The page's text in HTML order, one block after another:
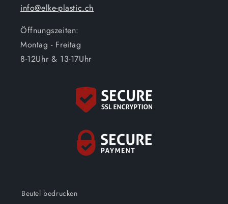
info@elke-plastic.ch
Öffnungszeiten:
Montag - Freitag
8-12Uhr & 13-17Uhr
Beutel bedrucken